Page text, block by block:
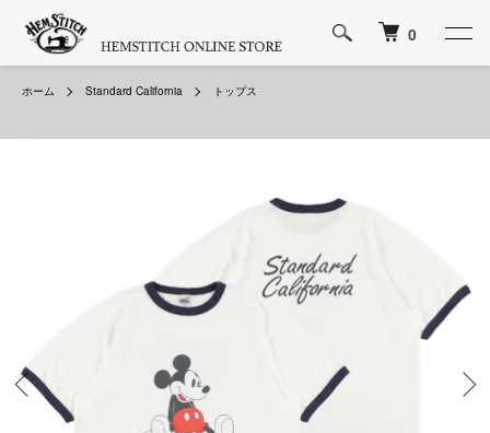
0
ホーム Standard California トップス